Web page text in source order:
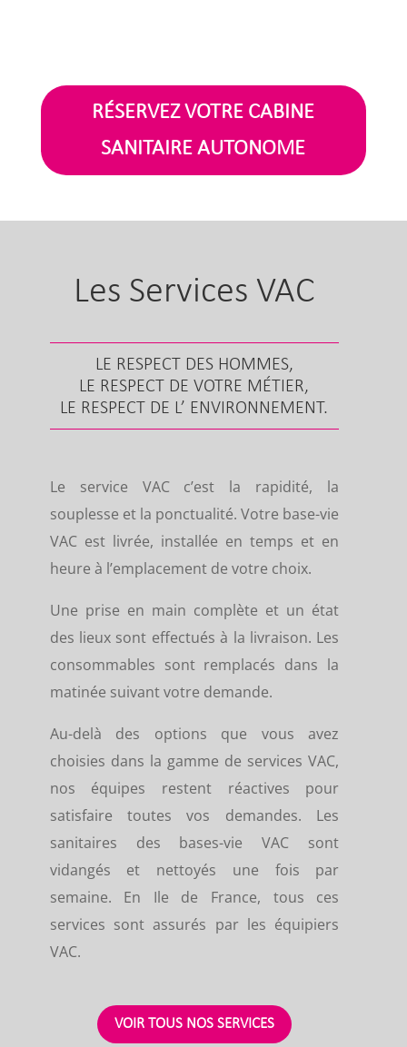
RÉSERVEZ VOTRE CABINE
SANITAIRE AUTONOME
Les Services VAC
LE RESPECT DES HOMMES,
LE RESPECT DE VOTRE MÉTIER,
LE RESPECT DE L’ ENVIRONNEMENT.
Le service VAC c’est la rapidité, la
souplesse et la ponctualité. Votre base-vie
VAC est livrée, installée en temps et en
heure à l’emplacement de votre choix.
Une prise en main complète et un état
des lieux sont effectués à la livraison. Les
consommables sont remplacés dans la
matinée suivant votre demande.
Au-delà des options que vous avez
choisies dans la gamme de services VAC,
nos équipes restent réactives pour
satisfaire toutes vos demandes. Les
sanitaires des bases-vie VAC sont
vidangés et nettoyés une fois par
semaine. En Ile de France, tous ces
services sont assurés par les équipiers
VAC.
VOIR TOUS NOS SERVICES